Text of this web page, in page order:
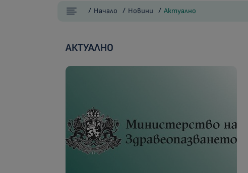
Начало Новини Актуално
АКТУАЛНО